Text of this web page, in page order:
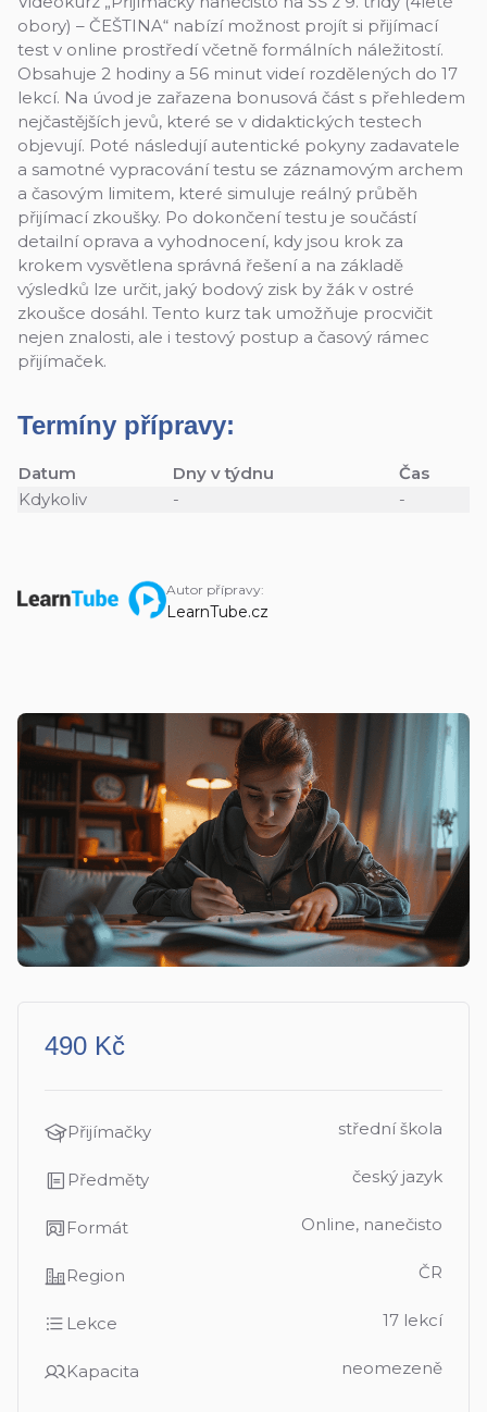
obory) – ČEŠTINA“ nabízí možnost projít si přijímací
test v online prostředí včetně formálních náležitostí.
Obsahuje 2 hodiny a 56 minut videí rozdělených do 17
lekcí. Na úvod je zařazena bonusová část s přehledem
nejčastějších jevů, které se v didaktických testech
objevují. Poté následují autentické pokyny zadavatele
a samotné vypracování testu se záznamovým archem
a časovým limitem, které simuluje reálný průběh
přijímací zkoušky. Po dokončení testu je součástí
detailní oprava a vyhodnocení, kdy jsou krok za
krokem vysvětlena správná řešení a na základě
výsledků lze určit, jaký bodový zisk by žák v ostré
zkoušce dosáhl. Tento kurz tak umožňuje procvičit
nejen znalosti, ale i testový postup a časový rámec
přijímaček.
Termíny přípravy:
Datum Dny v týdnu
Čas
Kdykoliv
- -
Autor přípravy:
LearnTube.cz
490 Kč
Přijímačky střední škola
Předměty český jazyk
Formát Online, nanečisto
Region ČR
Lekce 17 lekcí
Kapacita neomezeně